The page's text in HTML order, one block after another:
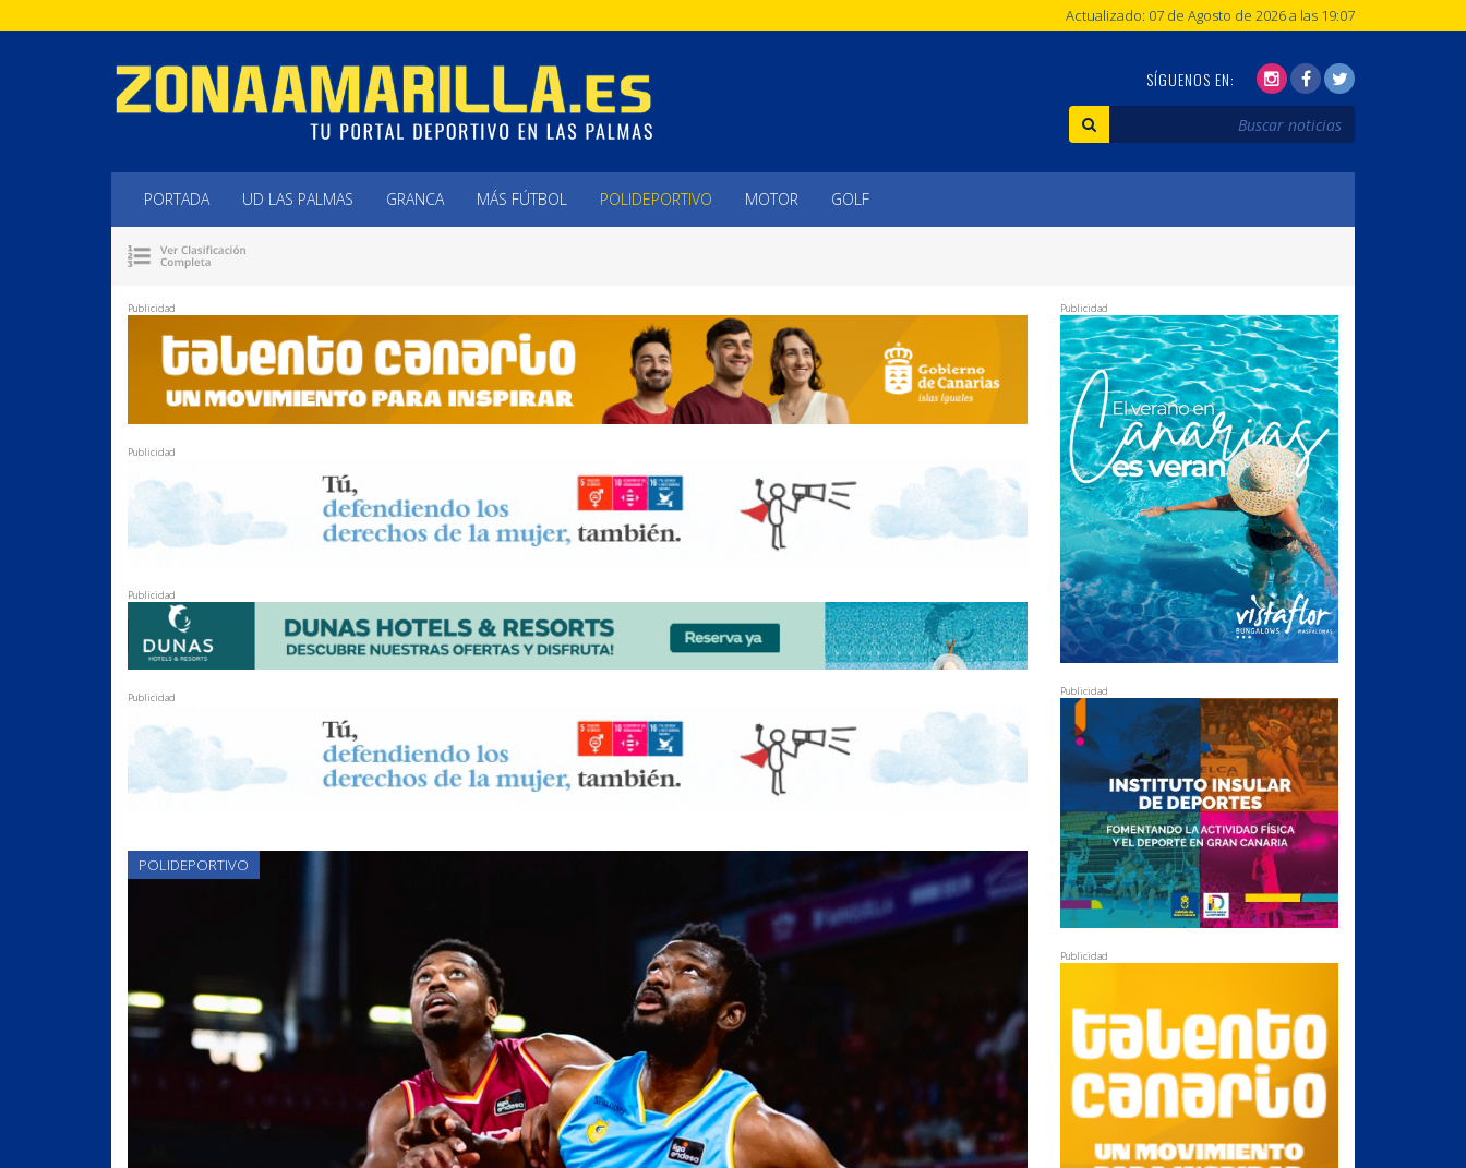
Actualizado: 07 de Agosto de 2026 a las 19:07
SÍGUENOS EN:
PORTADA UD LAS PALMAS GRANCA MÁS FÚTBOL POLIDEPORTIVO MOTOR GOLF
Publicidad
Publicidad
Publicidad
Publicidad
POLIDEPORTIVO
Publicidad
Publicidad
Publicidad